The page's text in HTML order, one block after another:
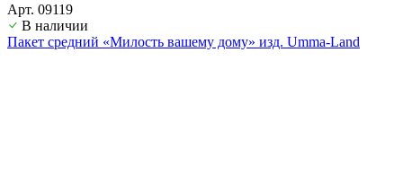
Арт. 09119
В наличии
Пакет средний «Милость вашему дому» изд. Umma-Land